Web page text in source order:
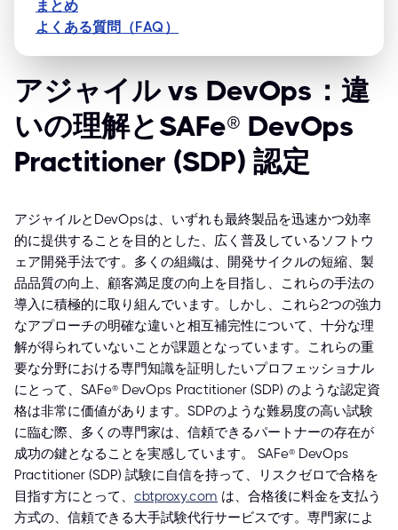
まとめ
よくある質問（FAQ）
アジャイル vs DevOps：違
いの理解とSAFe® DevOps
Practitioner (SDP) 認定
アジャイルとDevOpsは、いずれも最終製品を迅速かつ効率
的に提供することを目的とした、広く普及しているソフトウ
ェア開発手法です。多くの組織は、開発サイクルの短縮、製
品品質の向上、顧客満足度の向上を目指し、これらの手法の
導入に積極的に取り組んでいます。しかし、これら2つの強力
なアプローチの明確な違いと相互補完性について、十分な理
解が得られていないことが課題となっています。これらの重
要な分野における専門知識を証明したいプロフェッショナル
にとって、SAFe® DevOps Practitioner (SDP) のような認定資
格は非常に価値があります。SDPのような難易度の高い試験
に臨む際、多くの専門家は、信頼できるパートナーの存在が
成功の鍵となることを実感しています。 SAFe® DevOps
Practitioner (SDP) 試験に自信を持って、リスクゼロで合格を
目指す方にとって、 cbtproxy.com は、合格後に料金を支払う
方式の、信頼できる大手試験代行サービスです。専門家によ